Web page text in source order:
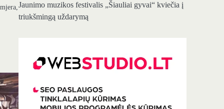
Jaunimo muzikos festivalis „Šiauliai gyvai“ kviečia į
triukšmingą uždarymą